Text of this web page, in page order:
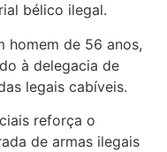
bélico ilegal.
homem de 56 anos,
à delegacia de
legais cabíveis.
reforça o
de armas ilegais